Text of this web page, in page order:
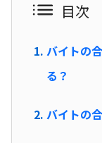
目次
バイトの
る？
バイトの